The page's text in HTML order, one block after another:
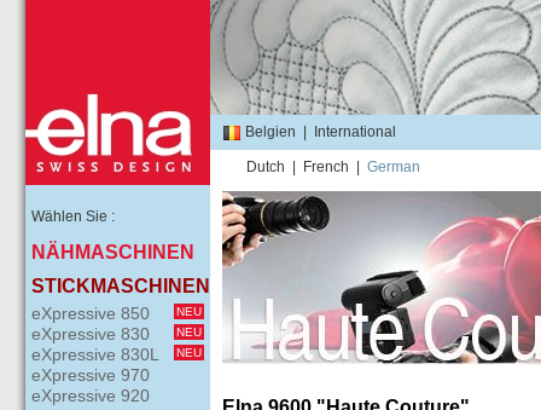
Belgien International
Dutch French German
Wählen Sie :
NÄHMASCHINEN
STICKMASCHINEN
NEU
eXpressive 850
NEU
eXpressive 830
NEU
eXpressive 830L
eXpressive 970
eXpressive 920